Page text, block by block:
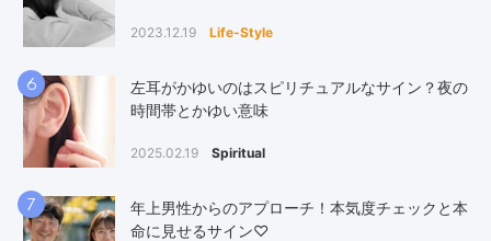
2023.12.19 Life-Style
6
左耳がかゆいのはスピリチュアルなサイン？夜の
時間帯とかゆい意味
2025.02.19 Spiritual
7
年上男性からのアプローチ！本気度チェックと本
命に見せるサイン♡